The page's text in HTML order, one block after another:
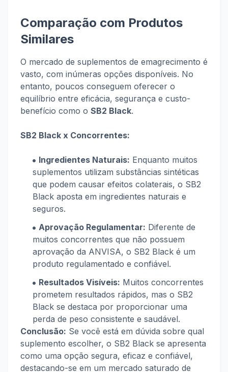
Comparação com Produtos
Similares
O mercado de suplementos de emagrecimento é
vasto, com inúmeras opções disponíveis. No
entanto, poucos conseguem oferecer o
equilíbrio entre eficácia, segurança e custo-
benefício como o SB2 Black.
SB2 Black x Concorrentes:
Ingredientes Naturais: Enquanto muitos
suplementos utilizam substâncias sintéticas
que podem causar efeitos colaterais, o SB2
Black aposta em ingredientes naturais e
seguros.
Aprovação Regulamentar: Diferente de
muitos concorrentes que não possuem
aprovação da ANVISA, o SB2 Black é um
produto regulamentado e confiável.
Resultados Visíveis: Muitos concorrentes
prometem resultados rápidos, mas o SB2
Black se destaca por proporcionar uma
perda de peso consistente e saudável.
Conclusão: Se você está em dúvida sobre qual
suplemento escolher, o SB2 Black se apresenta
como uma opção segura, eficaz e confiável,
destacando-se em um mercado saturado de